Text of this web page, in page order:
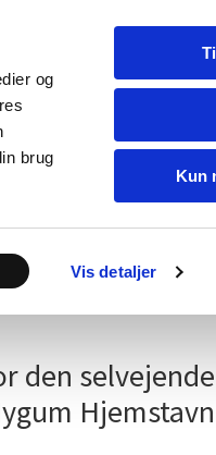
og
brug
Vis detaljer
Kun
den selvejende